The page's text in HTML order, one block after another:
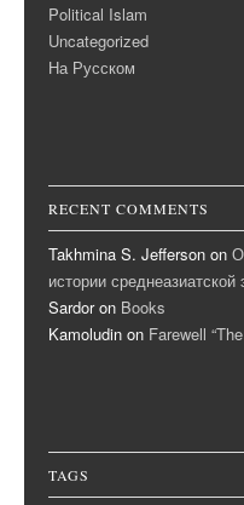
Political Islam
Uncategorized
На Русском
RECENT COMMENTS
Takhmina S. Jefferson on
истории
Sardoron Books
Kamoludin on Farewell
TAGS